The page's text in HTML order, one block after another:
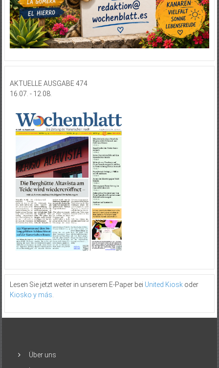
AKTUELLE AUSGABE 474
16.07. - 12.08.
Lesen Sie jetzt weiter in unserem E-Paper bei United Kioskoder
Kiosko y más
Über uns